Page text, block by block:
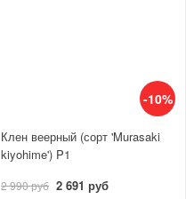
-10%
Клен веерный (сорт 'Murasaki
kiyohime') P1
2 990 руб 2 691 руб